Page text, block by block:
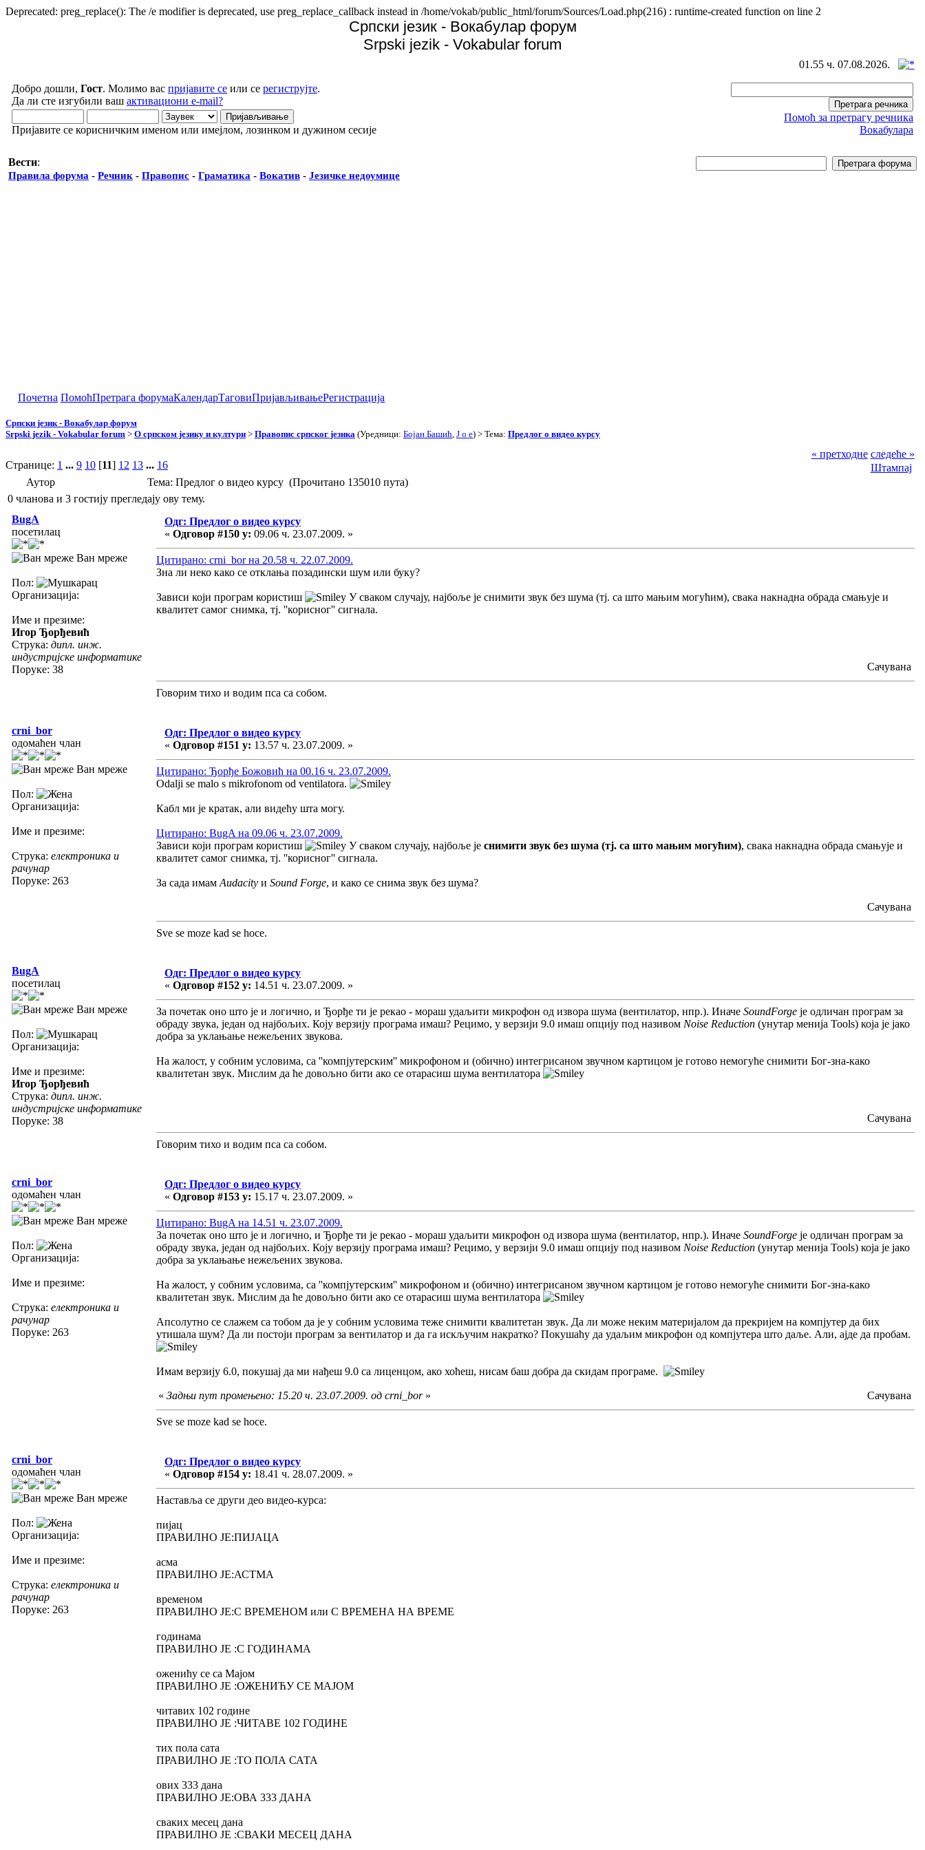
Deprecated: preg_replace(): The /e modifier is deprecated, use preg_replace_callback instead in /home/vokab/public_html/forum/Sources/Load.php(216) : runtime-created function on line 2
Српски језик - Вокабулар форум
Srpski jezik - Vokabular forum
01.55 ч. 07.08.2026.
Добро дошли, Гост. Молимо вас пријавите се или се региструјте.
Да ли сте изгубили ваш активациони e-mail?
Пријавите се корисничким именом или имејлом, лозинком и дужином сесије
Помоћ за претрагу речника
Вокабулара
Вести:
Правила форума - Речник - Правопис - Граматика - Вокатив - Језичке недоумице
Почетна ПомоћПретрага форумаКалендарТаговиПријављивањеРегистрација
Српски језик - Вокабулар форум
Srpski jezik - Vokabular forum > О српском језику и култури > Правопис српског језика (Уредници: Бојан Башић J o e) > Тема: Предлог о видео курсу
Странице: 1 ... 9 10 [11] 12 13 ... 16
« претходне следеће »
Штампај
Аутор
Тема: Предлог о видео курсу (Прочитано 135010 пута)
0 чланова и 3 гостију прегледају ову тему.
BugA
посетилац
Ван мреже
Пол:
Организација:
Име и презиме:
Игор Ђорђевић
Струка: дипл. инж.
индустријске информатике
Поруке: 38
Одг: Предлог о видео курсу
« Одговор #150 у: 09.06 ч. 23.07.2009. »
Цитирано: crni_bor на 20.58 ч. 22.07.2009.
Зна ли неко како се отклања позадински шум или буку?
Зависи који програм користиш
У сваком случају, најбоље је снимити звук без шума (тј. са што мањим могућим), свака накнадна обрада смањује и
квалитет самог снимка, тј. ''корисног'' сигнала.
Сачувана
Говорим тихо и водим пса са собом.
crni_bor
одомаћен члан
Ван мреже
Пол:
Организација:
Име и презиме:
Струка: електроника и
рачунар
Поруке: 263
Одг: Предлог о видео курсу
« Одговор #151 у: 13.57 ч. 23.07.2009. »
Цитирано: Ђорђе Божовић на 00.16 ч. 23.07.2009.
Odalji se malo s mikrofonom od ventilatora.
Кабл ми је кратак, али видећу шта могу.
Цитирано: BugA на 09.06 ч. 23.07.2009.
Зависи који програм користиш
У сваком случају, најбоље је снимити звук без шума (тј. са што мањим могућим), свака накнадна обрада смањује и
квалитет самог снимка, тј. ''корисног'' сигнала.
За сада имам Audacity и Sound Forge, и како се снима звук без шума?
Сачувана
Sve se moze kad se hoce.
BugA
посетилац
Ван мреже
Пол:
Организација:
Име и презиме:
Игор Ђорђевић
Струка: дипл. инж.
индустријске информатике
Поруке: 38
Одг: Предлог о видео курсу
« Одговор #152 у: 14.51 ч. 23.07.2009. »
За почетак оно што је и логично, и Ђорђе ти је рекао - мораш удаљити микрофон од извора шума (вентилатор, нпр.). Иначе SoundForge је одличан програм за
обраду звука, један од најбољих. Коју верзију програма имаш? Рецимо, у верзији 9.0 имаш опцију под називом Noise Reduction (унутар менија Tools) која је јако
добра за уклањање нежељених звукова.
На жалост, у собним условима, са ''компјутерским'' микрофоном и (обично) интегрисаном звучном картицом је готово немогуће снимити Бог-зна-како
квалитетан звук. Мислим да ће довољно бити ако се отарасиш шума вентилатора
Сачувана
Говорим тихо и водим пса са собом.
crni_bor
одомаћен члан
Ван мреже
Пол:
Организација:
Име и презиме:
Струка: електроника и
рачунар
Поруке: 263
Одг: Предлог о видео курсу
« Одговор #153 у: 15.17 ч. 23.07.2009. »
Цитирано: BugA на 14.51 ч. 23.07.2009.
За почетак оно што је и логично, и Ђорђе ти је рекао - мораш удаљити микрофон од извора шума (вентилатор, нпр.). Иначе SoundForge је одличан програм за
обраду звука, један од најбољих. Коју верзију програма имаш? Рецимо, у верзији 9.0 имаш опцију под називом Noise Reduction (унутар менија Tools) која је јако
добра за уклањање нежељених звукова.
На жалост, у собним условима, са ''компјутерским'' микрофоном и (обично) интегрисаном звучном картицом је готово немогуће снимити Бог-зна-како
квалитетан звук. Мислим да ће довољно бити ако се отарасиш шума вентилатора
Апсолутно се слажем са тобом да је у собним условима теже снимити квалитетан звук. Да ли може неким материјалом да прекријем на компјутер да бих
утишала шум? Да ли постоји програм за вентилатор и да га искључим накратко? Покушаћу да удаљим микрофон од компјутера што даље. Али, ајде да пробам.
Имам верзију 6.0, покушај да ми нађеш 9.0 са лиценцом, ако хоћеш, нисам баш добра да скидам програме.
« Задњи пут промењено: 15.20 ч. 23.07.2009. од crni_bor» Сачувана
Sve se moze kad se hoce.
crni_bor
одомаћен члан
Ван мреже
Пол:
Организација:
Име и презиме:
Струка: електроника и
рачунар
Поруке: 263
Одг: Предлог о видео курсу
« Одговор #154 у: 18.41 ч. 28.07.2009. »
Наставља се други део видео-курса:
пијац
ПРАВИЛНО ЈЕ:ПИЈАЦА
асма
ПРАВИЛНО ЈЕ:АСТМА
временом
ПРАВИЛНО ЈЕ:С ВРЕМЕНОМ или С ВРЕМЕНА НА ВРЕМЕ
годинама
ПРАВИЛНО ЈЕ :С ГОДИНАМА
оженићу се са Мајом
ПРАВИЛНО ЈЕ :ОЖЕНИЋУ СЕ МАЈОМ
читавих 102 године
ПРАВИЛНО ЈЕ :ЧИТАВЕ 102 ГОДИНЕ
тих пола сата
ПРАВИЛНО ЈЕ :ТО ПОЛА САТА
ових 333 дана
ПРАВИЛНО ЈЕ:ОВА 333 ДАНА
сваких месец дана
ПРАВИЛНО ЈЕ :СВАКИ МЕСЕЦ ДАНА